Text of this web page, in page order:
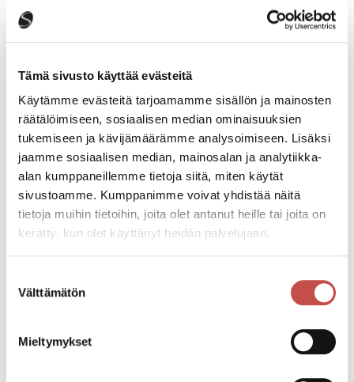
Tämä sivusto käyttää evästeitä
Käytämme evästeitä tarjoamamme sisällön ja mainosten
räätälöimiseen, sosiaalisen median ominaisuuksien
tukemiseen ja kävijämäärämme analysoimiseen. Lisäksi
jaamme sosiaalisen median, mainosalan ja analytiikka-
alan kumppaneillemme tietoja siitä, miten käytät
sivustoamme. Kumppanimme voivat yhdistää näitä
tietoja muihin tietoihin, joita olet antanut heille tai joita on
kerätty, kun olet käyttänyt heidän palvelujaan.
valinta
Välttämätön
Mieltymykset
Tapahtumapaikka
Pääsymaksu
Vapaa pääsy
Katso kaikki tapahtumat
Jaa tapahtuma:
Twitter